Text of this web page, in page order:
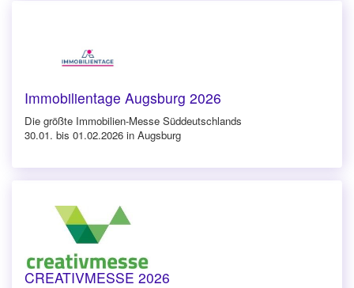
Immobilientage Augsburg 2026
Die größte Immobilien-Messe Süddeutschlands
30.01. bis 01.02.2026 in Augsburg
CREATIVMESSE 2026